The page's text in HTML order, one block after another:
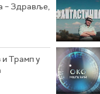
– Здравље,
и Трамп у